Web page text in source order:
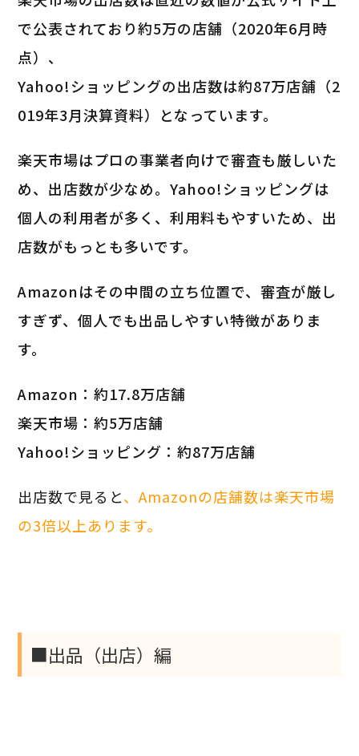
で公表されており約5万の店舗（2020年6月時
点）、
Yahoo!ショッピングの出店数は約87万店舗（2
019年3月決算資料）となっています。
楽天市場はプロの事業者向けで審査も厳しいた
め、出店数が少なめ。Yahoo!ショッピングは
個人の利用者が多く、利用料もやすいため、出
店数がもっとも多いです。
Amazonはその中間の立ち位置で、審査が厳し
すぎず、個人でも出品しやすい特徴がありま
す。
Amazon：約17.8万店舗
楽天市場：約5万店舗
Yahoo!ショッピング：約87万店舗
出店数で見ると、Amazonの店舗数は楽天市場
の3倍以上あります。
■出品（出店）編